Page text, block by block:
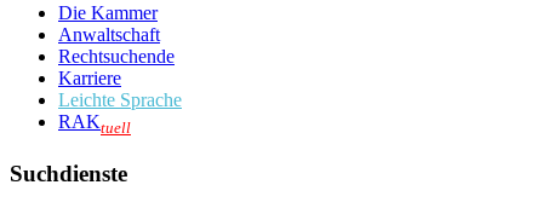
Die Kammer
Anwaltschaft
Rechtsuchende
Karriere
Leichte Sprache
RAKtuell
Suchdienste